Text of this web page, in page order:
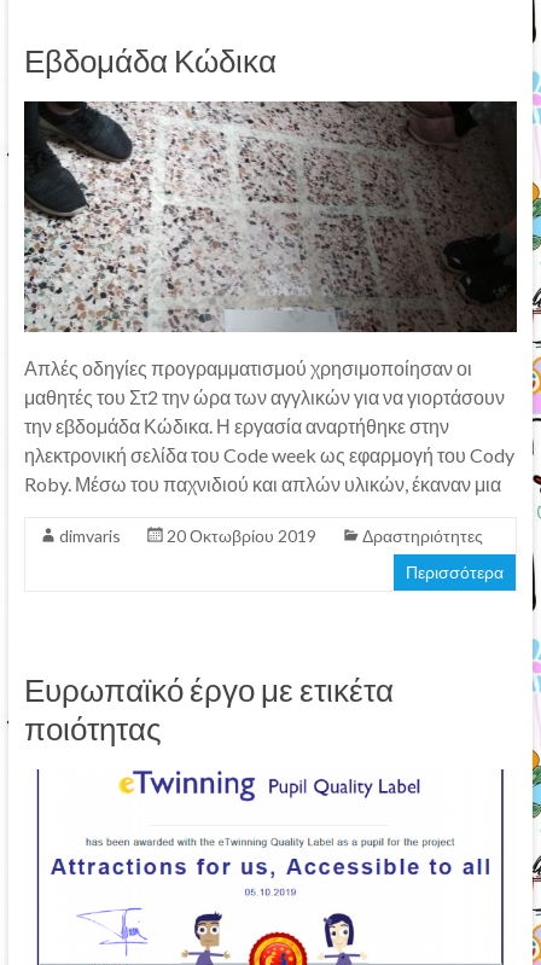
Εβδομάδα Κώδικα
Απλές οδηγίες προγραμματισμού χρησιμοποίησαν οι
μαθητές του Στ2 την ώρα των αγγλικών για να γιορτάσουν
την εβδομάδα Κώδικα. Η εργασία αναρτήθηκε στην
ηλεκτρονική σελίδα του Code week ως εφαρμογή του Cody
Roby. Μέσω του παχνιδιού και απλών υλικών, έκαναν μια
dimvaris 20 Οκτωβρίου 2019
Δραστηριότητες
Περισσότερα
Ευρωπαϊκό έργο με ετικέτα
ποιότητας